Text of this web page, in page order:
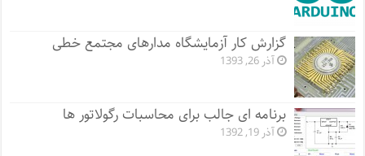
گزارش کار آزمایشگاه مدارهای مجتمع خطی
آذر 26, 1393
برنامه ای جالب برای محاسبات رگولاتور ها
آذر 19, 1392